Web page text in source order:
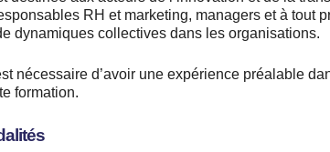
RH et marketing, managers et à tout
dynamiques collectives dans les organisations.
nécessaire d’avoir une expérience préalable
formation.